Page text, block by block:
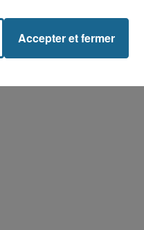
Accepter et fermer